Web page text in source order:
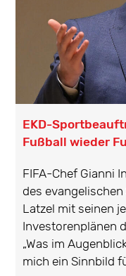
EKD-
Fußball wieder
FIFA-Chef Gianni
des
Latzel mit seinen
Investorenplänen
„Was im
mich ein Sinnbild